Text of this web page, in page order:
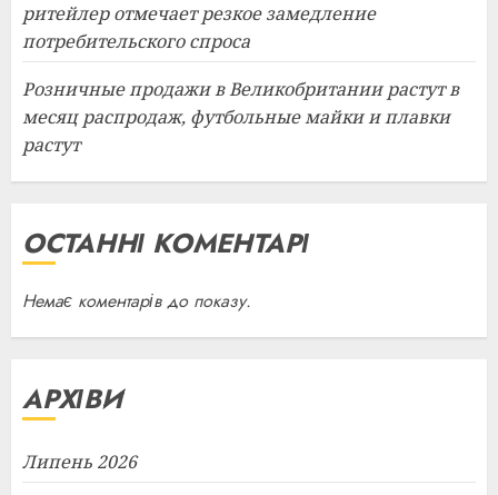
ритейлер отмечает резкое замедление
потребительского спроса
Розничные продажи в Великобритании растут в
месяц распродаж, футбольные майки и плавки
растут
ОСТАННІ КОМЕНТАРІ
Немає коментарів до показу.
АРХІВИ
Липень 2026